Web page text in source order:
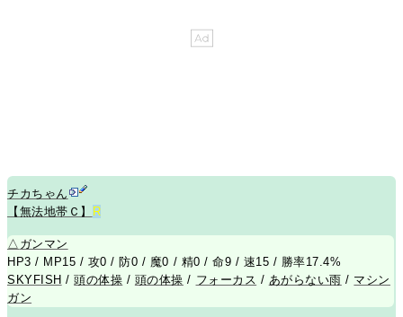
チカちゃん
【無法地帯Ｃ】
R
△ ガンマン
HP3 / MP15 / 攻0 / 防0 / 魔0 / 精0 / 命9 / 速15 / 勝率17.4%
SKYFISH /頭の体操 / 頭の体操 / フォーカス / あがらない雨 / マシン
ガン